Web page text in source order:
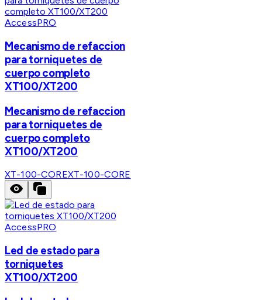
AccessPRO
Mecanismo de refaccion
para torniquetes de
cuerpo completo
XT100/XT200
Mecanismo de refaccion
para torniquetes de
cuerpo completo
XT100/XT200
XT-100-COREXT-100-CORE
AccessPRO
Led de estado para
torniquetes
XT100/XT200